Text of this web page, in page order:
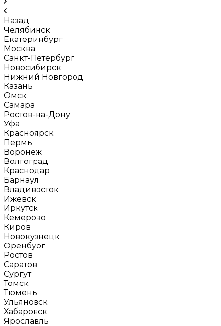
Назад
Челябинск
Екатеринбург
Москва
Санкт-Петербург
Новосибирск
Нижний Новгород
Казань
Омск
Самара
Ростов-на-Дону
Уфа
Красноярск
Пермь
Воронеж
Волгоград
Краснодар
Барнаул
Владивосток
Ижевск
Иркутск
Кемерово
Киров
Новокузнецк
Оренбург
Ростов
Саратов
Сургут
Томск
Тюмень
Ульяновск
Хабаровск
Ярославль